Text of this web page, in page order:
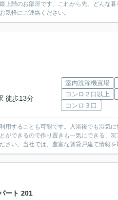
上階のお部屋です。これから先、どんな
気軽にご連絡ください。
徒歩13分
室内洗濯機置場
コンロ２口以上
コンロ３口
用することも可能です。入浴後でも湿気
ができるので作り置きも一気にできる、3
さい。当社では、豊富な賃貸戸建て情報
ート 201